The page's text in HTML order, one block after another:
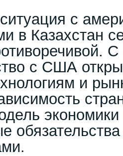
с
в Казахстан
с США
и
экономики